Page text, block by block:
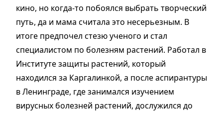
кино, но когда-то побоялся выбрать творческий
путь, да и мама считала это несерьезным. В
итоге предпочел стезю ученого и стал
специалистом по болезням растений. Работал в
Институте защиты растений, который
находился за Каргалинкой, а после аспирантуры
в Ленинграде, где занимался изучением
вирусных болезней растений, дослужился до